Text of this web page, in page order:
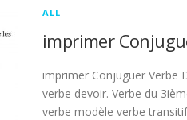
ALL
imprimer
imprimer Conjuguer Verbe
verbe devoir. Verbe du
verbe modèle verbe